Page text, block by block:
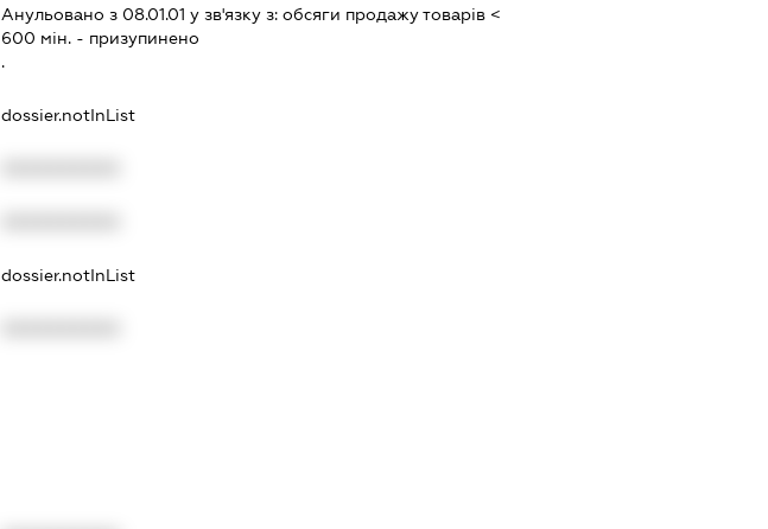
Анульовано з 08.01.01 у зв'язку з:обсяги продажу товарiв <
600 мiн. - призупинено
.
dossier.notInList
dossier.notInList